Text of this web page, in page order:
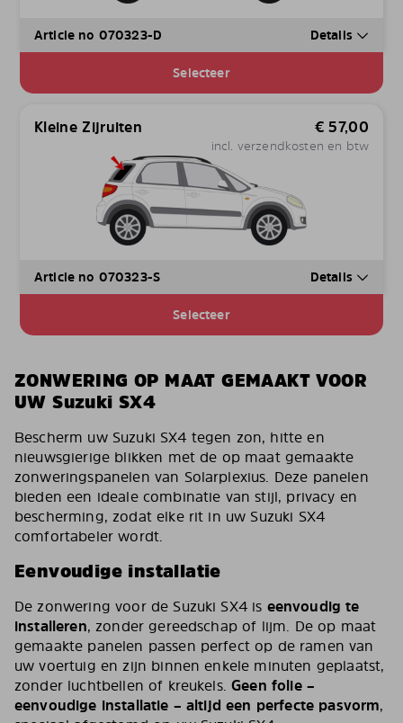
Article no 070323-D Details
Selecteer
Kleine Zijruiten € 57,00
incl. verzendkosten en btw
Article no 070323-S Details
Selecteer
ZONWERING OP MAAT GEMAAKT VOOR
UW Suzuki SX4
Bescherm uw Suzuki SX4 tegen zon, hitte en
nieuwsgierige blikken met de op maat gemaakte
zonweringspanelen van Solarplexius. Deze panelen
bieden een ideale combinatie van stijl, privacy en
bescherming, zodat elke rit in uw Suzuki SX4
comfortabeler wordt.
Eenvoudige installatie
De zonwering voor de Suzuki SX4 is eenvoudig te
installeren, zonder gereedschap of lijm. De op maat
gemaakte panelen passen perfect op de ramen van
uw voertuig en zijn binnen enkele minuten geplaatst,
zonder luchtbellen of kreukels.Geen folie –
eenvoudige installatie – altijd een perfecte pasvorm,